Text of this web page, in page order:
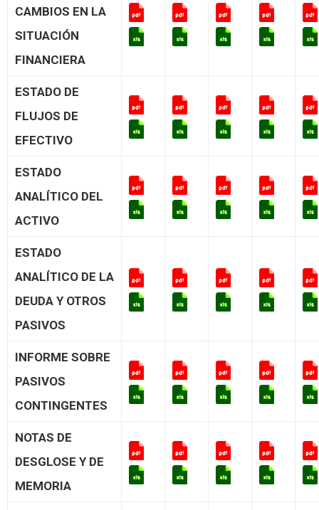
CAMBIOS EN LA
SITUACIÓN
FINANCIERA
ESTADO DE
FLUJOS DE
EFECTIVO
ESTADO
ANALÍTICO DEL
ACTIVO
ESTADO
ANALÍTICO DE LA
DEUDA Y OTROS
PASIVOS
INFORME SOBRE
PASIVOS
CONTINGENTES
NOTAS DE
DESGLOSE Y DE
MEMORIA